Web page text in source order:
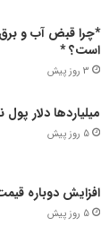
است؟ *
3 روز پیش
میلیاردها دلار
5 روز پیش
افزایش دوباره
5 روز پیش